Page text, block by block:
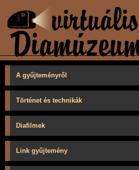
A gyűjteményről
Történet és technikák
Diafilmek
Link gyűjtemény